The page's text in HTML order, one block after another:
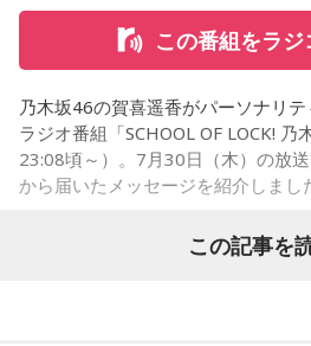
さらに、ホースセラピーについて
た。大学時代に所属していた馬術
を招いた体験会が行われており、
に動かすきっかけになったり、高
で自信や自己肯定感につながった
いう。
今回の訪問を通じて、馬が競技や競
この番組をラジ
乃木坂46の賀喜遥香がパーソナリ
ラジオ番組「SCHOOL OF LOCK! 乃
23:08頃～）。7月30日（木）の放送
から届いたメッセージを紹介しまし
この記事を